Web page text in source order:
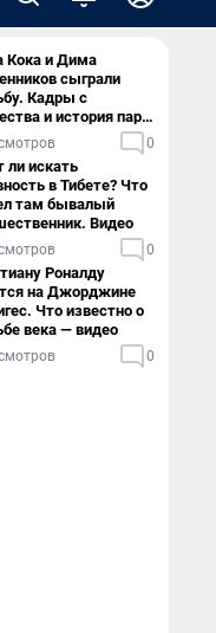
Кока и Дима
сыграли
Кадры с
и история пары
0
ли искать
в Тибете? Что
там бывалый
Видео
0
Роналду
на Джорджине
Что известно о
века — видео
0